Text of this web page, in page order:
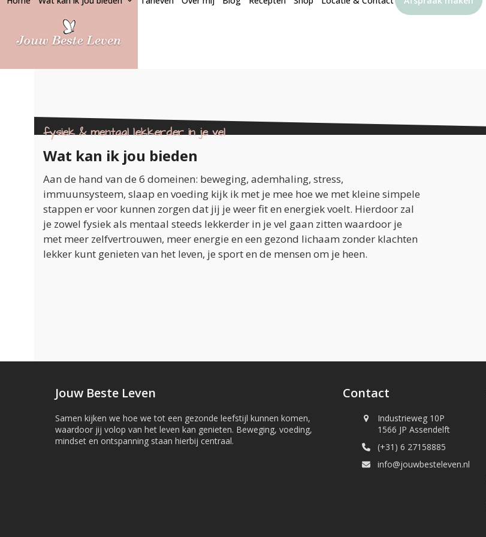
Skip
content
fysiek & mentaal lekkerder in je vel
Wat kan ik jou bieden
Aan de hand van de 6 domeinen: beweging, ademhaling, stress,
immuunsysteem, slaap en voeding kijk ik met je mee hoe we met kleine simpele
stappen er voor kunnen zorgen dat jij je weer fit en energiek voelt. Hierdoor zal
je zowel fysiek als mentaal steeds lekkerder in je vel gaan zitten waardoor je
met meer zelfvertrouwen, meer energie en een gezond lichaam zonder klachten
lekker kunt genieten van het leven, je sport en de mensen om je heen.
Jouw Beste Leven
Samen kijken we hoe we tot een gezonde leefstijl kunnen komen,
waardoor jij volop van het leven kan genieten. Beweging, voeding,
mindset en ontspanning staan hierbij centraal.
Contact
Industrieweg 10P
1566 JP Assendelft
(+31) 6 27158885
info@jouwbesteleven.nl